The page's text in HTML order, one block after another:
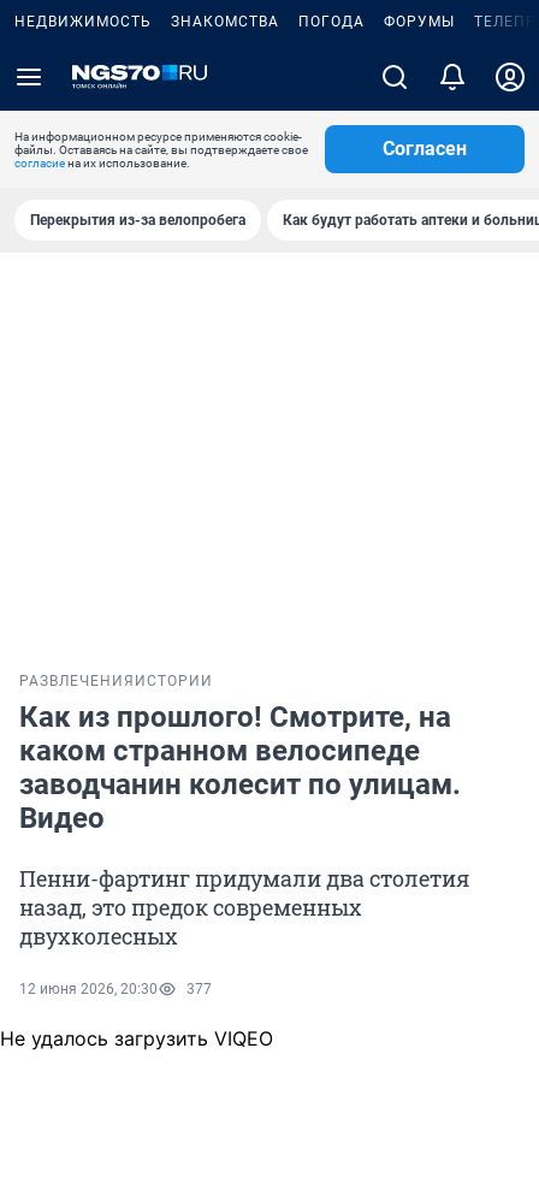
НЕДВИЖИМОСТЬ ЗНАКОМСТВА ПОГОДА ФОРУМЫ
На информационном ресурсе применяются cookie-
файлы. Оставаясь на сайте, вы подтверждаете свое
согласиена их использование.
Согласен
Перекрытия из-за велопробега Как будут работать аптеки и
РАЗВЛЕЧЕНИЯ ИСТОРИИ
Как из прошлого! Смотрите, на
каком странном велосипеде
заводчанин колесит по улицам.
Видео
Пенни-фартинг придумали два столетия
назад, это предок современных
двухколесных
12 июня 2026, 20:30 377
Не удалось загрузить VIQEO